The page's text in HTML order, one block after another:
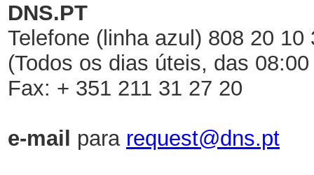
DNS.PT
Telefone (linha azul) 808 20 10
(Todos os dias úteis, das
Fax: + 351 211 31 27 20
e-mail para request@dns.pt